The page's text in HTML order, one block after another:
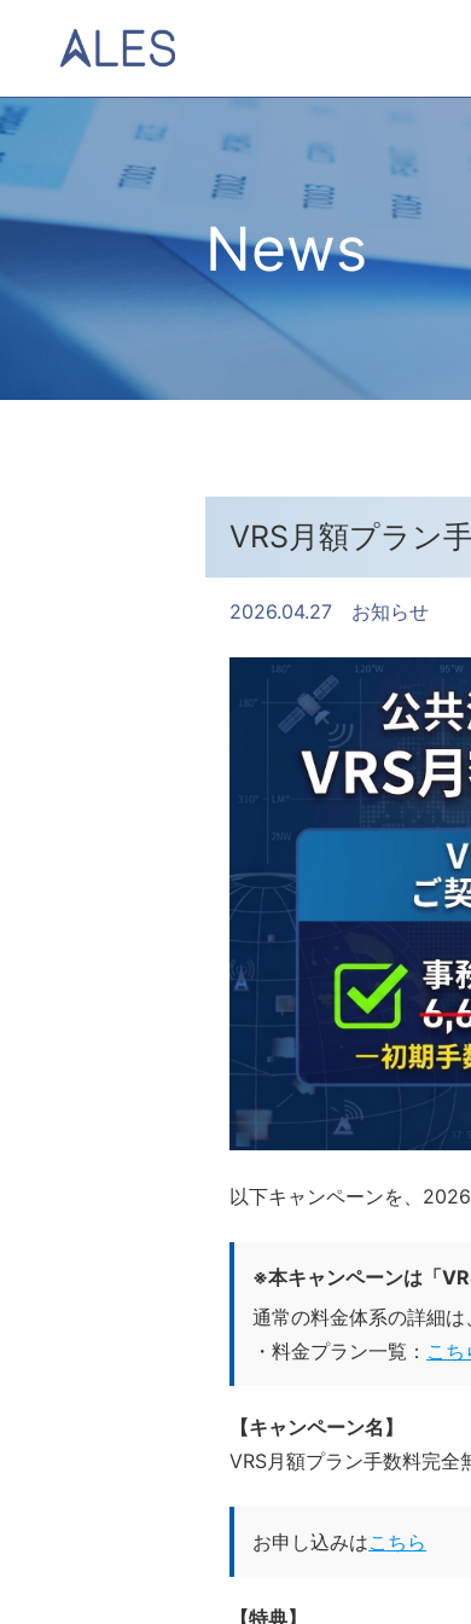
News
VRS月額プラン
2026.04.27 お知らせ
以下キャンペーンを、
※本キャンペーンは「
通常の料金体系の詳細は
・料金プラン一覧： こち
【キャンペーン名】
VRS月額プラン手数料完全
お申し込みはこちら
【特典】